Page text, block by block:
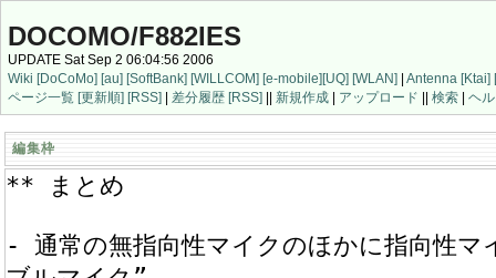
DOCOMO/F882IES
UPDATE Sat Sep 2 06:04:56 2006
Wiki [DoCoMo] [au] [SoftBank] [WILLCOM] [e-mobile][UQ] [WLAN] | Antenna [Ktai]
ページ一覧 [更新順] [RSS] | 差分履歴 [RSS] || 新規作成 | アップロード || 検索 | ヘ
編集枠